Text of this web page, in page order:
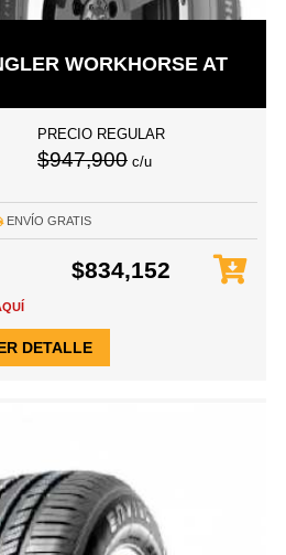
WORKHORSE AT
PRECIO REGULAR
$947,900 c/u
ENVÍO GRATIS
$834,152
DETALLE